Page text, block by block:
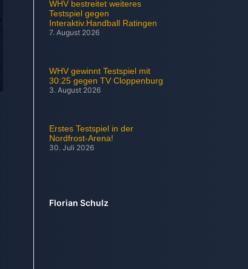
WHV bestreitet weiteres
Testspiel gegen
Interaktiv.Handball Ratingen
7. August 2026
WHV gewinnt Testspiel mit
30:25 gegen TV Cloppenburg
3. August 2026
Erstes Testspiel in der
Nordfrost-Arena!
30. Juli 2026
Florian Schulz